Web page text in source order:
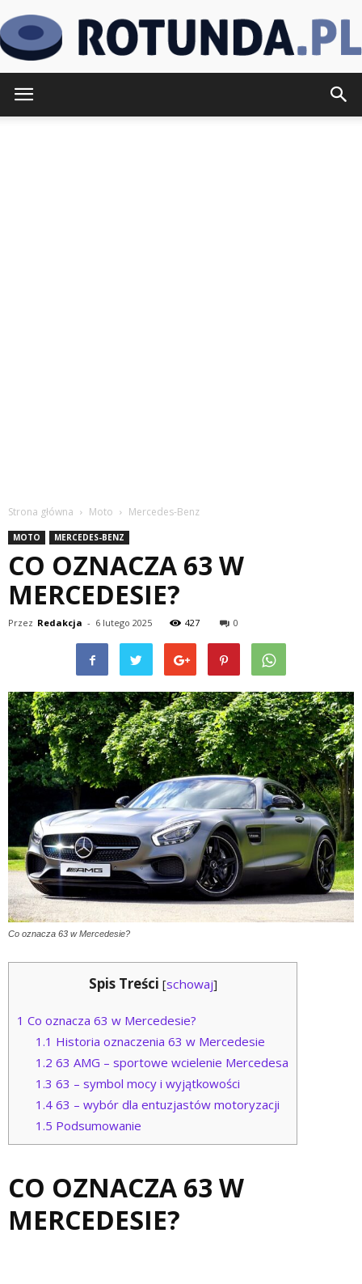
Strona główna Moto Mercedes-Benz
MOTO MERCEDES-BENZ
CO OZNACZA 63 W
MERCEDESIE?
Przez Redakcja - 6 lutego 2025 427 0
Co oznacza 63 w Mercedesie?
Spis Treści [schowaj]
1 Co oznacza 63 w Mercedesie?
1.1 Historia oznaczenia 63 w Mercedesie
1.2 63 AMG – sportowe wcielenie Mercedesa
1.3 63 – symbol mocy i wyjątkowości
1.463 – wybór dla entuzjastów motoryzacji
1.5 Podsumowanie
CO OZNACZA 63 W
MERCEDESIE?